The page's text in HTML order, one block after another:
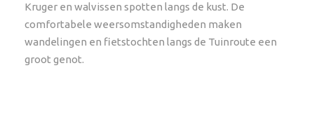
Kruger en walvissen spotten langs de kust. De
comfortabele weersomstandigheden maken
wandelingen en fietstochten langs de Tuinroute een
groot genot.